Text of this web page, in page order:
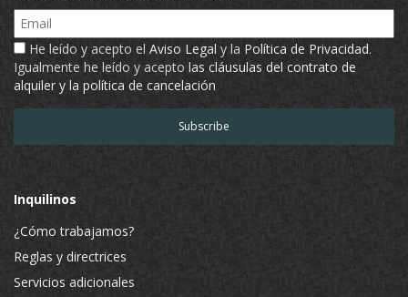
Email
He leído y acepto el Aviso Legal y la Política de Privacidad.
Igualmente he leído y acepto las cláusulas del contrato de
alquiler y la política de cancelación
Inquilinos
¿Cómo trabajamos?
Reglas y directrices
Servicios adicionales